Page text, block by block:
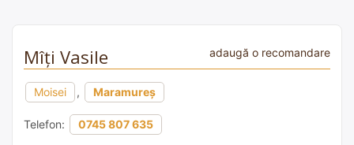
Mîți Vasile adaugă o recomandare
Moisei , Maramureș
Telefon: 0745 807 635